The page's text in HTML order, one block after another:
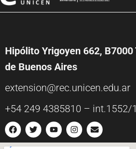
Hipólito Yrigoyen 662,
de Buenos Aires
extension@rec.unicen.edu.ar
+54 249 4385810 – int.1552/